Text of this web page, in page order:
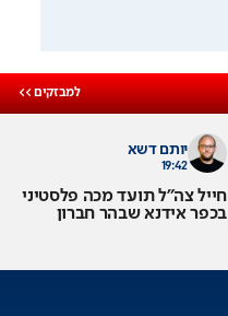
יותם דשא
19:42
חייל צה"ל תועד מכה פלסטיני
בכפר אידנא שבהר חברון